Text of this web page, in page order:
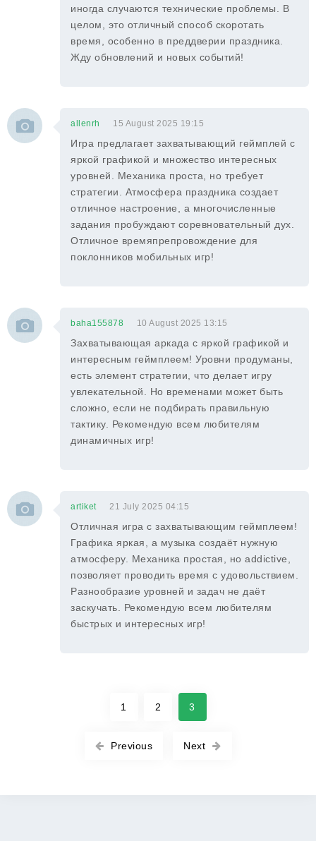
иногда случаются технические проблемы. В
целом, это отличный способ скоротать
время, особенно в преддверии праздника.
Жду обновлений и новых событий!
allenrh 15 August 2025 19:15
Игра предлагает захватывающий геймплей с
яркой графикой и множество интересных
уровней. Механика проста, но требует
стратегии. Атмосфера праздника создает
отличное настроение, а многочисленные
задания пробуждают соревновательный дух.
Отличное времяпрепровождение для
поклонников мобильных игр!
baha155878 10 August 2025 13:15
Захватывающая аркада с яркой графикой и
интересным геймплеем! Уровни продуманы,
есть элемент стратегии, что делает игру
увлекательной. Но временами может быть
сложно, если не подбирать правильную
тактику. Рекомендую всем любителям
динамичных игр!
artiket 21 July 2025 04:15
Отличная игра с захватывающим геймплеем!
Графика яркая, а музыка создаёт нужную
атмосферу. Механика простая, но addictive,
позволяет проводить время с удовольствием.
Разнообразие уровней и задач не даёт
заскучать. Рекомендую всем любителям
быстрых и интересных игр!
Previous
1 2 3
Next